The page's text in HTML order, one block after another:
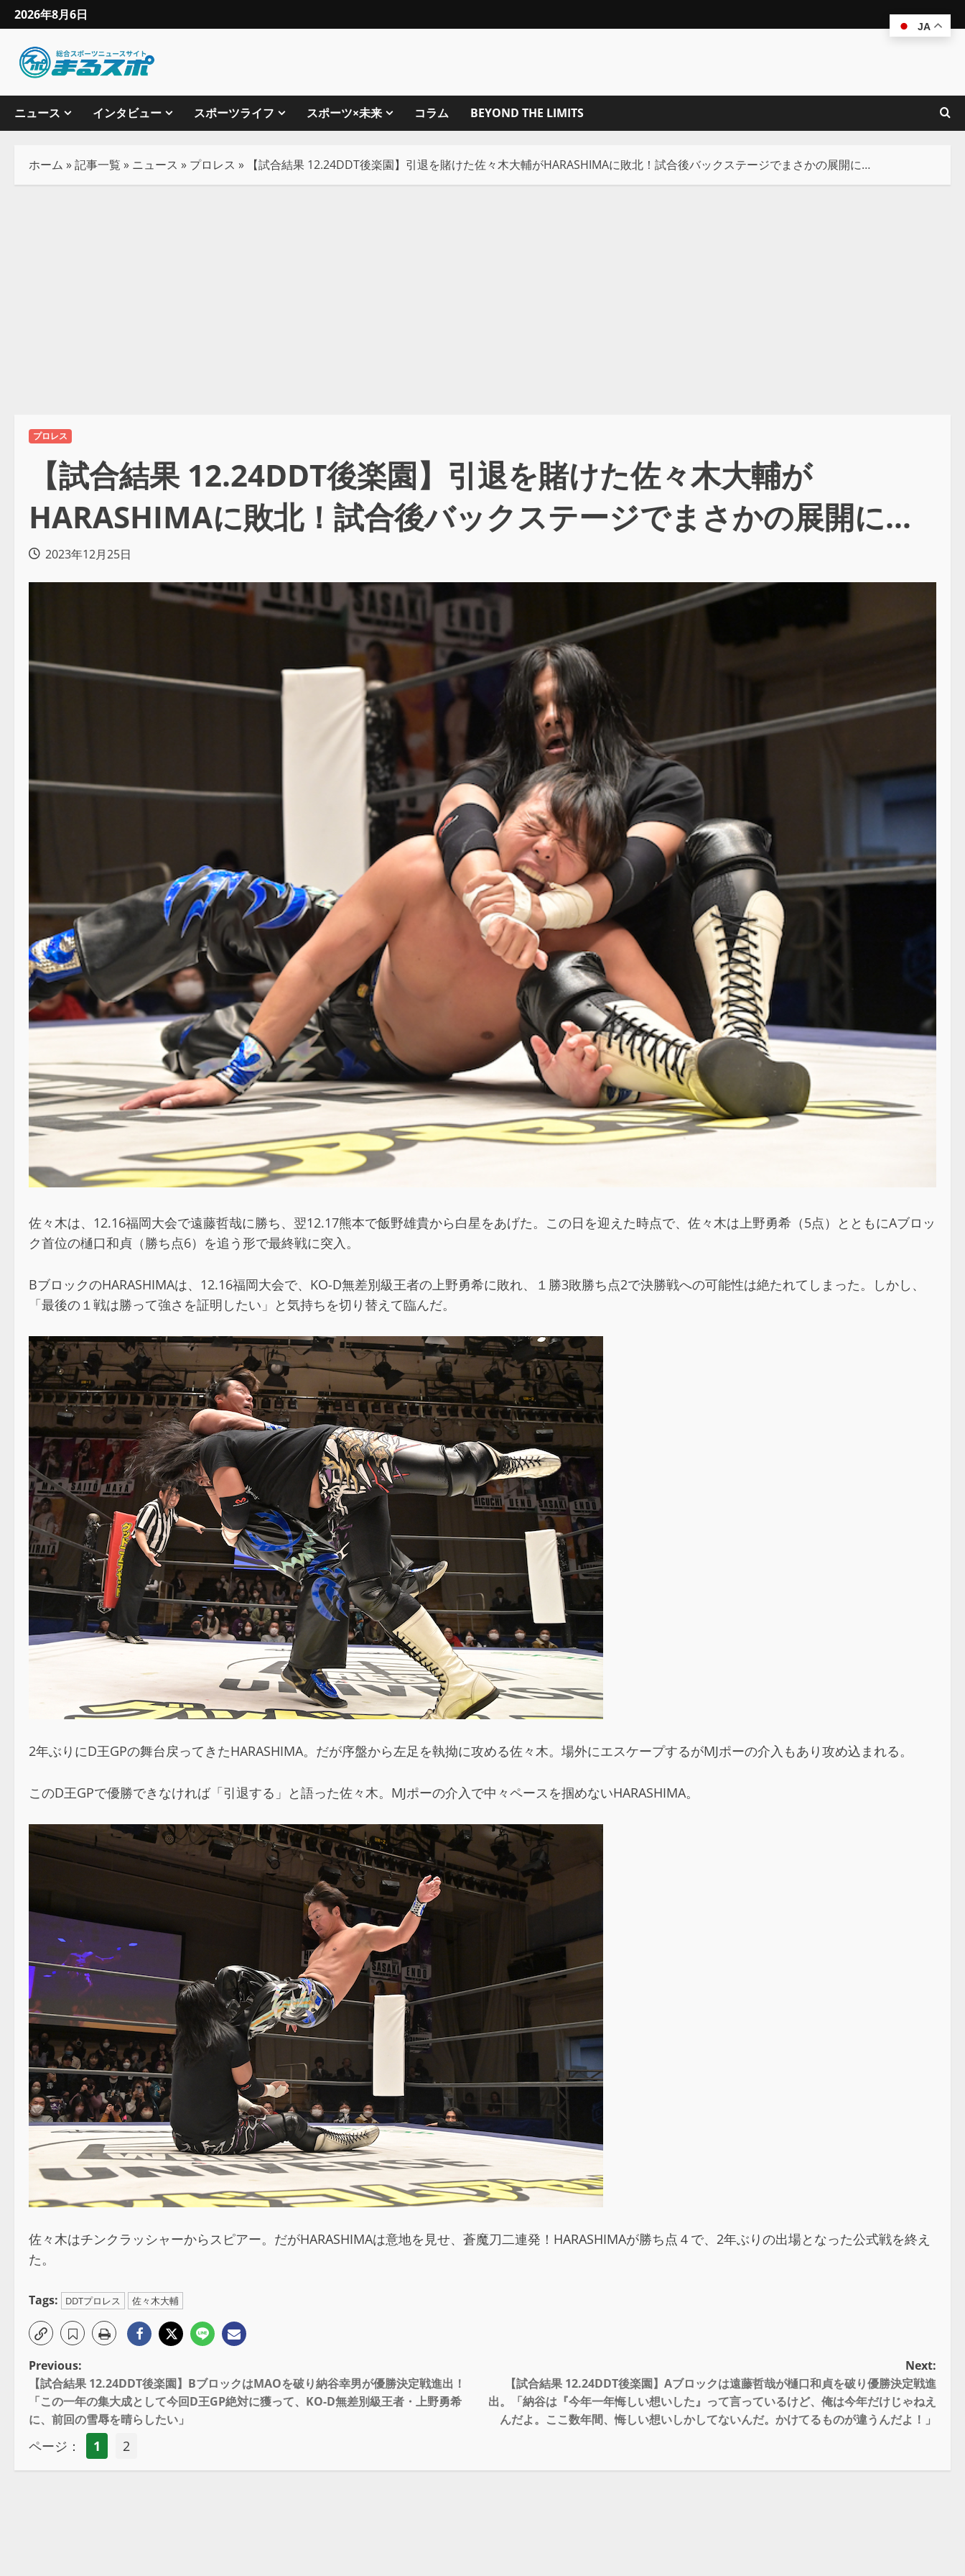
2026年8月6日
ニュース インタビュー スポーツライフ スポーツ×未来 コラム BEYOND THE LIMITS
ホーム »記事一覧 » ニュース » プロレス » 【試合結果 12.24DDT後楽園】引退を賭けた佐々木大輔がHARASHIMAに敗北！試合後バックステージでまさかの展開に…
プロレス
【試合結果 12.24DDT後楽園】引退を賭けた佐々木大輔が
HARASHIMAに敗北！試合後バックステージでまさかの展開に…
2023年12月25日
佐々木は、12.16福岡大会で遠藤哲哉に勝ち、翌12.17熊本で飯野雄貴から白星をあげた。この日を迎えた時点で、佐々木は上野勇希（5点）とともにAブロッ
ク首位の樋口和貞（勝ち点6）を追う形で最終戦に突入。
BブロックのHARASHIMAは、12.16福岡大会で、KO-D無差別級王者の上野勇希に敗れ、１勝3敗勝ち点2で決勝戦への可能性は絶たれてしまった。しかし、
「最後の１戦は勝って強さを証明したい」と気持ちを切り替えて臨んだ。
2年ぶりにD王GPの舞台戻ってきたHARASHIMA。だが序盤から左足を執拗に攻める佐々木。場外にエスケープするがMJポーの介入もあり攻め込まれる。
このD王GPで優勝できなければ「引退する」と語った佐々木。MJポーの介入で中々ペースを掴めないHARASHIMA。
佐々木はチンクラッシャーからスピアー。だがHARASHIMAは意地を見せ、蒼魔刀二連発！HARASHIMAが勝ち点４で、2年ぶりの出場となった公式戦を終え
た。
Tags: DDTプロレス 佐々木大輔
Previous:
【試合結果 12.24DDT後楽園】BブロックはMAOを破り納谷幸男が優勝決定戦進出！
「この一年の集大成として今回D王GP絶対に獲って、KO-D無差別級王者・上野勇希
に、前回の雪辱を晴らしたい」
Next:
【試合結果 12.24DDT後楽園】Aブロックは遠藤哲哉が樋口和貞を破り優勝決定戦進
出。「納谷は『今年一年悔しい想いした』って言っているけど、俺は今年だけじゃねえ
んだよ。ここ数年間、悔しい想いしかしてないんだ。かけてるものが違うんだよ！」
ページ： 1 2
JA